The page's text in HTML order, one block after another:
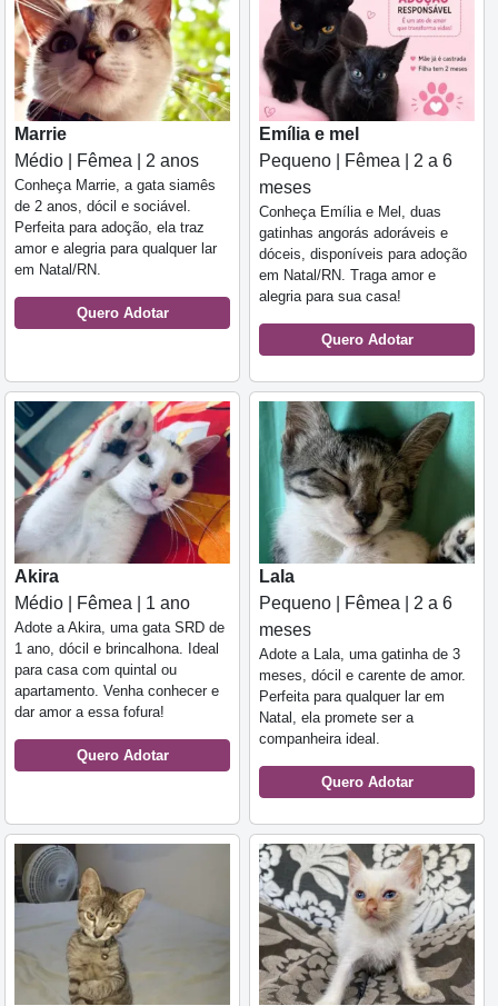
Marrie
Médio | Fêmea | 2 anos
Conheça Marrie, a gata siamês
de 2 anos, dócil e sociável.
Perfeita para adoção, ela traz
amor e alegria para qualquer lar
em Natal/RN.
Quero Adotar
Emília e mel
Pequeno | Fêmea | 2 a 6
meses
Conheça Emília e Mel, duas
gatinhas angorás adoráveis e
dóceis, disponíveis para adoção
em Natal/RN. Traga amor e
alegria para sua casa!
Quero Adotar
Akira
Médio | Fêmea | 1 ano
Adote a Akira, uma gata SRD de
1 ano, dócil e brincalhona. Ideal
para casa com quintal ou
apartamento. Venha conhecer e
dar amor a essa fofura!
Quero Adotar
Lala
Pequeno | Fêmea | 2 a 6
meses
Adote a Lala, uma gatinha de 3
meses, dócil e carente de amor.
Perfeita para qualquer lar em
Natal, ela promete ser a
companheira ideal.
Quero Adotar